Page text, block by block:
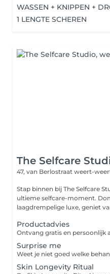
WASSEN + KNIPPEN +
1 LENGTE SCHEREN
The Selfcare
47, van Berlostraat weert-
Stap binnen bij The Selfcare
ultieme selfcare-moment.
laagdrempelige luxe, geniet
Productadvies
Surprise me
Skin Longevity Ritual